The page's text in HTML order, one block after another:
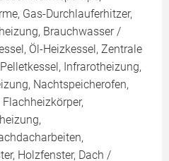
Gas-Durchlauferhitzer,
Brauchwasser /
Öl-Heizkessel, Zentrale
Infrarotheizung,
Nachtspeicherofen,
Holzfenster, Dach /